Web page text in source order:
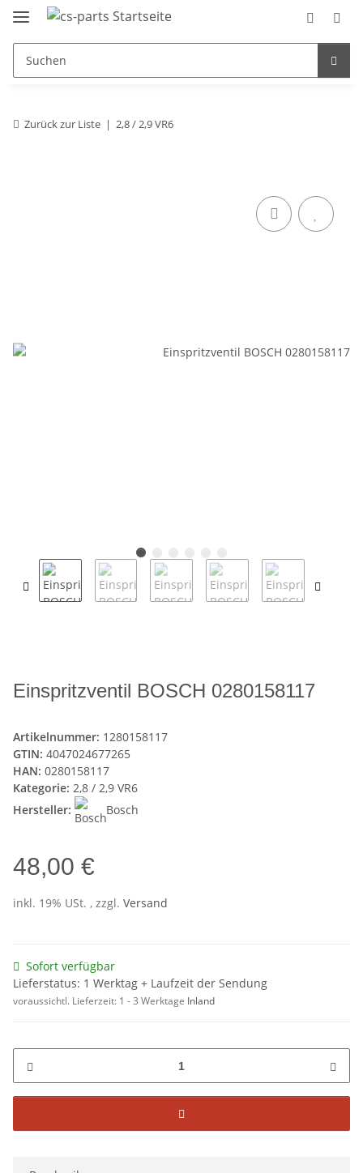
Zurück zur Liste 2,8 / 2,9 VR6
Einspritzventil BOSCH 0280158117
Artikelnummer: 1280158117
GTIN: 4047024677265
HAN: 0280158117
Kategorie: 2,8 / 2,9 VR6
Hersteller:
Bosch
48,00 €
inkl. 19% USt. , zzgl. Versand
Sofort verfügbar
Lieferstatus: 1 Werktag + Laufzeit der Sendung
voraussichtl. Lieferzeit: 1 - 3 Werktage Inland